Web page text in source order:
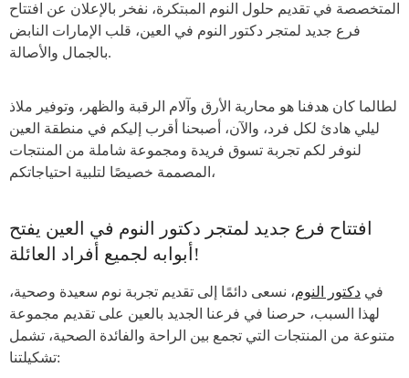
المتخصصة في تقديم حلول النوم المبتكرة، نفخر بالإعلان عن افتتاح
فرع جديد لمتجر دكتور النوم في العين، قلب الإمارات النابض
بالجمال والأصالة.
لطالما كان هدفنا هو محاربة الأرق وآلام الرقبة والظهر، وتوفير ملاذ
ليلي هادئ لكل فرد، والآن، أصبحنا أقرب إليكم في منطقة العين
لنوفر لكم تجربة تسوق فريدة ومجموعة شاملة من المنتجات
المصممة خصيصًا لتلبية احتياجاتكم،
افتتاح فرع جديد لمتجر دكتور النوم في العين يفتح
أبوابه لجميع أفراد العائلة!
في دكتور النوم، نسعى دائمًا إلى تقديم تجربة نوم سعيدة وصحية،
لهذا السبب، حرصنا في فرعنا الجديد بالعين على تقديم مجموعة
متنوعة من المنتجات التي تجمع بين الراحة والفائدة الصحية، تشمل
تشكيلتنا: